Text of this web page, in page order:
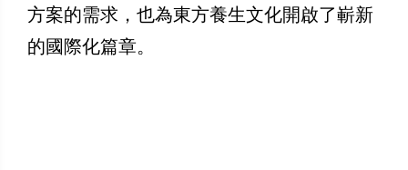
方案的需求，也為東方養生文化開啟了嶄新
的國際化篇章。